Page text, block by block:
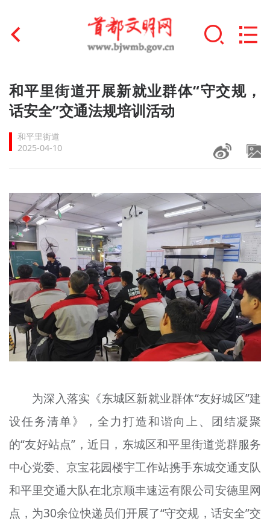
首页
文明创建
文明实践
未成年人思想道德建设
榜样人物
+
身边好人
文明评论
北京宣传文化引导基金
宣传思想文化人才
资料库
+
和平里街道开展新就业群体“守交规，
话安全”交通法规培训活动
和平里街道
2025-04-10
为深入落实《东城区新就业群体“友好城区”建
设任务清单》，全力打造和谐向上、团结凝聚
的“友好站点”，近日，东城区和平里街道党群服务
中心党委、京宝花园楼宇工作站携手东城交通支队
和平里交通大队在北京顺丰速运有限公司安德里网
点，为30余位快递员们开展了“守交规，话安全”交